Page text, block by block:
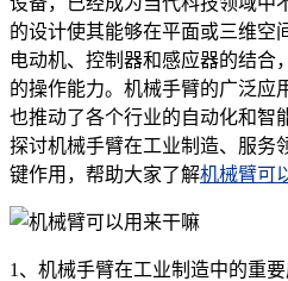
的设计使其能够在平面或三维空
电动机、控制器和感应器的结合
的操作能力。机械手臂的广泛应
也推动了各个行业的自动化和智
探讨机械手臂在工业制造、服务
键作用，帮助大家了解机械臂可
1、机械手臂在工业制造中的重要